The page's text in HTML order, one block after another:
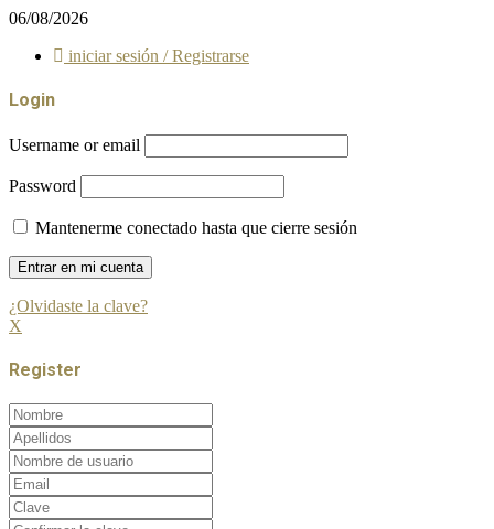
06/08/2026
iniciar sesión / Registrarse
Login
Username or email
Password
Mantenerme conectado hasta que cierre sesión
¿Olvidaste la clave?
X
Register